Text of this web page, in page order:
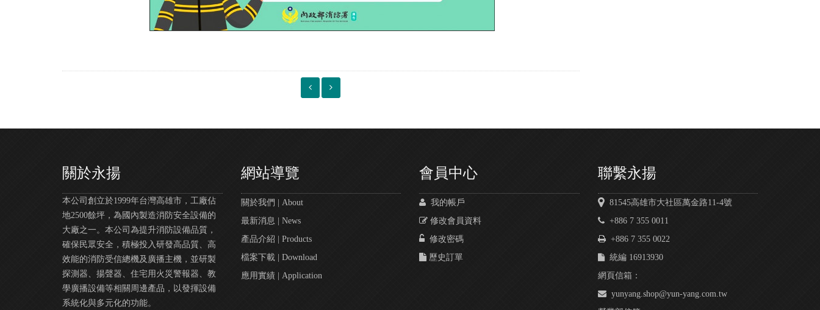
關於永揚
本公司創立於1999年台灣高雄市，工廠佔
地2500餘坪，為國內製造消防安全設備的
大廠之一。本公司為提升消防設備品質，
確保民眾安全，積極投入研發高品質、高
效能的消防受信總機及廣播主機，並研製
探測器、揚聲器、住宅用火災警報器、教
學廣播設備等相關周邊產品，以發揮設備
系統化與多元化的功能。
網站導覽
關於我們 | About
最新消息 | News
產品介紹 | Products
檔案下載 | Download
應用實績 | Application
會員中心
我的帳戶
修改會員資料
修改密碼
歷史訂單
聯繫永揚
81545高雄市大社區萬金路11-4號
+886 7 355 0011
+886 7 355 0022
統編 16913930
網頁信箱：
yunyang.shop@yun-yang.com.tw